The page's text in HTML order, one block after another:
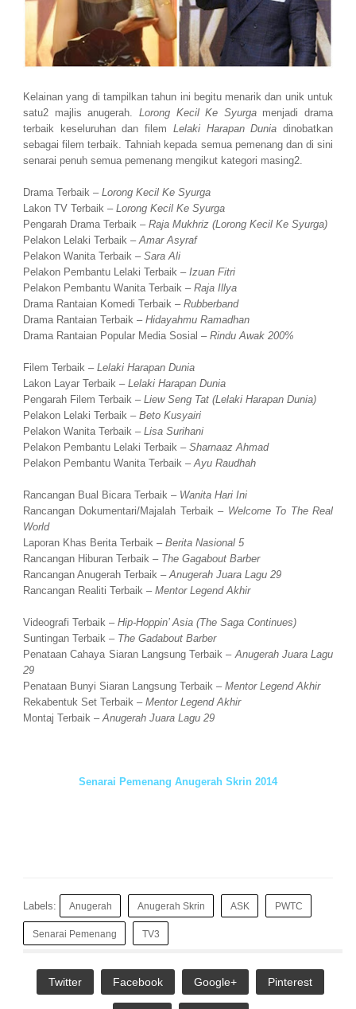
Kelainan yang di tampilkan tahun ini begitu menarik dan unik untuk
satu2 majlis anugerah. Lorong Kecil Ke Syurgamenjadi drama
terbaik keseluruhan dan filem Lelaki Harapan Duniadinobatkan
sebagai filem terbaik. Tahniah kepada semua pemenang dan di sini
senarai penuh semua pemenang mengikut kategori masing2.
Drama Terbaik – Lorong Kecil Ke Syurga
Lakon TV Terbaik – Lorong Kecil Ke Syurga
Pengarah Drama Terbaik – Raja Mukhriz (Lorong Kecil Ke Syurga)
Pelakon Lelaki Terbaik –Amar Asyraf
Pelakon Wanita Terbaik – Sara Ali
Pelakon Pembantu Lelaki Terbaik – Izuan Fitri
Pelakon Pembantu Wanita Terbaik – Raja Illya
Drama Rantaian Komedi Terbaik – Rubberband
Drama Rantaian Terbaik – Hidayahmu Ramadhan
Drama Rantaian Popular Media Sosial – Rindu Awak 200%
Filem Terbaik – Lelaki Harapan Dunia
Lakon Layar Terbaik – Lelaki Harapan Dunia
Pengarah Filem Terbaik – Liew Seng Tat (Lelaki Harapan Dunia)
Pelakon Lelaki Terbaik – Beto Kusyairi
Pelakon Wanita Terbaik – Lisa Surihani
Pelakon Pembantu Lelaki Terbaik – Sharnaaz Ahmad
Pelakon Pembantu Wanita Terbaik –Ayu Raudhah
Rancangan Bual Bicara Terbaik – Wanita Hari Ini
Rancangan Dokumentari/Majalah Terbaik – Welcome To The Real
World
Laporan Khas Berita Terbaik – Berita Nasional 5
Rancangan Hiburan Terbaik – The Gagabout Barber
Rancangan Anugerah Terbaik –Anugerah Juara Lagu 29
Rancangan Realiti Terbaik – Mentor Legend Akhir
Videografi Terbaik –Hip-Hoppin’ Asia (The Saga Continues)
Suntingan Terbaik – The Gadabout Barber
Penataan Cahaya Siaran Langsung Terbaik –Anugerah Juara Lagu
29
Penataan Bunyi Siaran Langsung Terbaik – Mentor Legend Akhir
Rekabentuk Set Terbaik – Mentor Legend Akhir
Montaj Terbaik –Anugerah Juara Lagu 29
Senarai Pemenang Anugerah Skrin 2014
Labels: Anugerah Anugerah Skrin ASK PWTC
Senarai Pemenang TV3
Twitter Facebook Google+ Pinterest